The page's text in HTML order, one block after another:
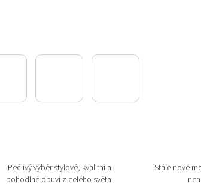
Pečlivý výběr stylové, kvalitní a
pohodlné obuvi z celého světa.
Stále nové